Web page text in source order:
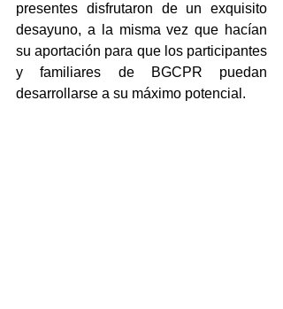
presentes disfrutaron de un exquisito
desayuno, a la misma vez que hacían
su aportación para que los participantes
y familiares de BGCPR puedan
desarrollarse a su máximo potencial.